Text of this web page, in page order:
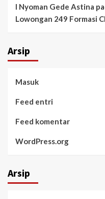
I Nyoman Gede Astina
Lowongan 249 Formasi
Arsip
Masuk
Feed entri
Feed komentar
WordPress.org
Arsip